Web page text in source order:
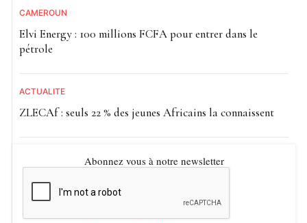
CAMEROUN
Elvi Energy : 100 millions FCFA pour entrer dans le
pétrole
ACTUALITE
ZLECAf : seuls 22 % des jeunes Africains la connaissent
Abonnez vous à notre newsletter